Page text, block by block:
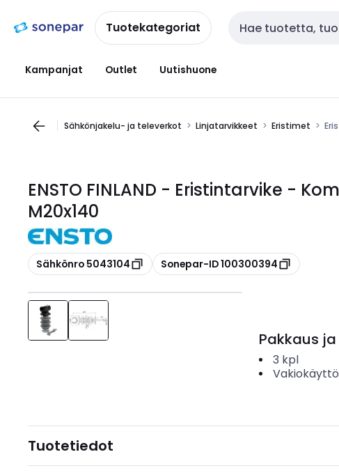
navigointiinsisältöönTuotekategoriat Haku
Kampanjat Outlet Uutishuone
Sähkönjakelu- ja televerkot Linjatarvikkeet Eristimet
ENSTO FINLAND - Eristintarvike -
M20x140
Kopioi
Sähkönro 5043104 Kopioi
Sonepar-ID 100300394
Pakkaus
3 kpl
Tuotetiedot